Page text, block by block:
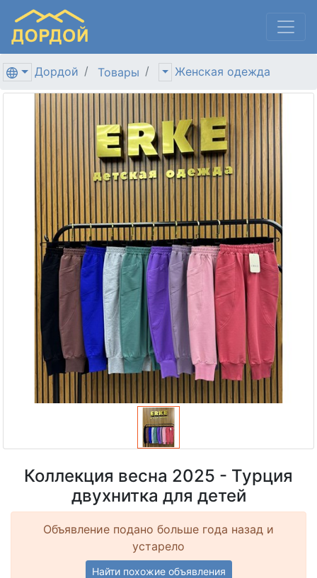
Дордой Товары Женская одежда
Коллекция весна 2025 - Турция
двухнитка для детей
Объявление подано больше года назад и
устарело
Найти похожие объявления